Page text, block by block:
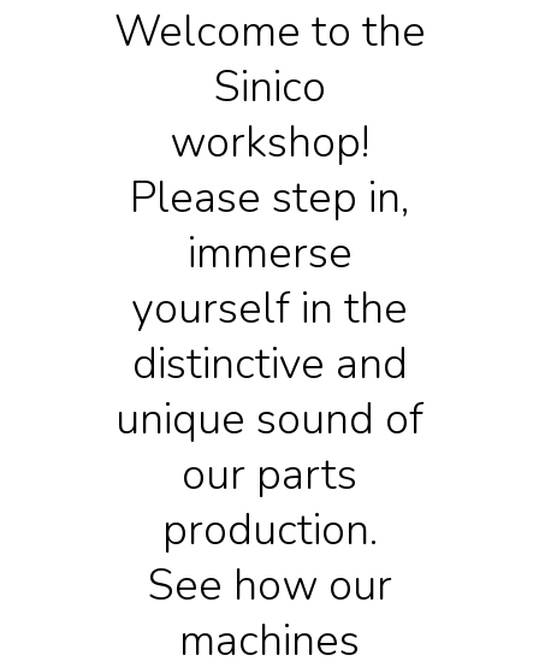
Welcome to the
Sinico
workshop!
Please step in,
immerse
yourself in the
distinctive and
unique sound of
our parts
production.
See how our
machines